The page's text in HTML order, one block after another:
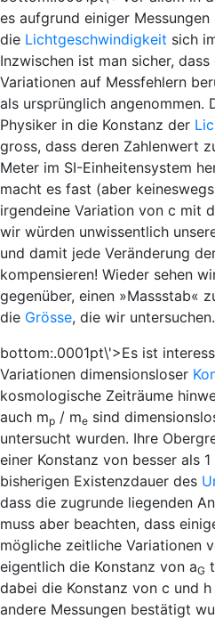
es aufgrund einiger
die Lichtgeschwindigkeit sich
Inzwischen ist man sicher,
Variationen auf Messfehlern
als ursprünglich angenommen.
Physiker in die Konstanz der
gross, dass deren Zahlenwert
Meter im SI-Einheitensystem
macht es fast (aber
irgendeine Variation von c mit
wir würden unwissentlich
und damit jede Veränderung
kompensieren! Wieder sehen
gegenüber, einen »Massstab«
die Grösse, die wir untersuchen.
bottom:.0001pt\'>Es ist
Variationen dimensionsloser
kosmologische Zeiträume
auch mp / me sind
untersucht wurden. Ihre
einer Konstanz von besser als
bisherigen Existenzdauer des
dass die zugrunde liegenden
muss aber beachten, dass
mögliche zeitliche Variationen
eigentlich die Konstanz von aG
dabei die Konstanz von c und h
andere Messungen bestätigt